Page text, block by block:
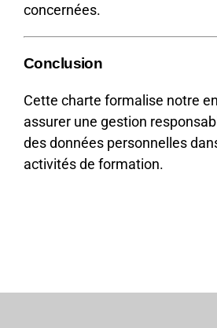
concernées.
Conclusion
Cette charte formalise notre
assurer une gestion
des données personnelles
activités de formation.